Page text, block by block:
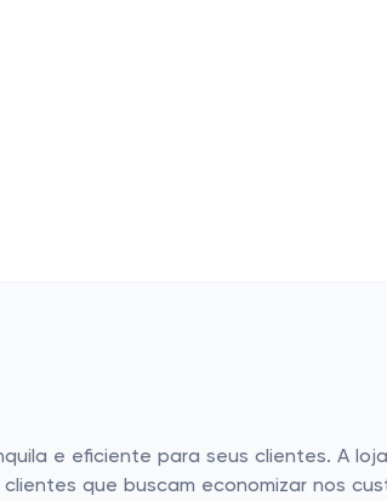
e eficiente para seus clientes. A
que buscam economizar nos